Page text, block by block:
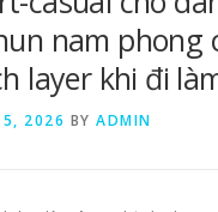
LIÊN HỆ
nam phong
layer khi đi
5, 2026 BY ADMIN